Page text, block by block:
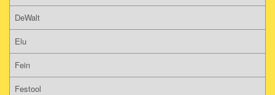
DeWalt
Elu
Fein
Festool